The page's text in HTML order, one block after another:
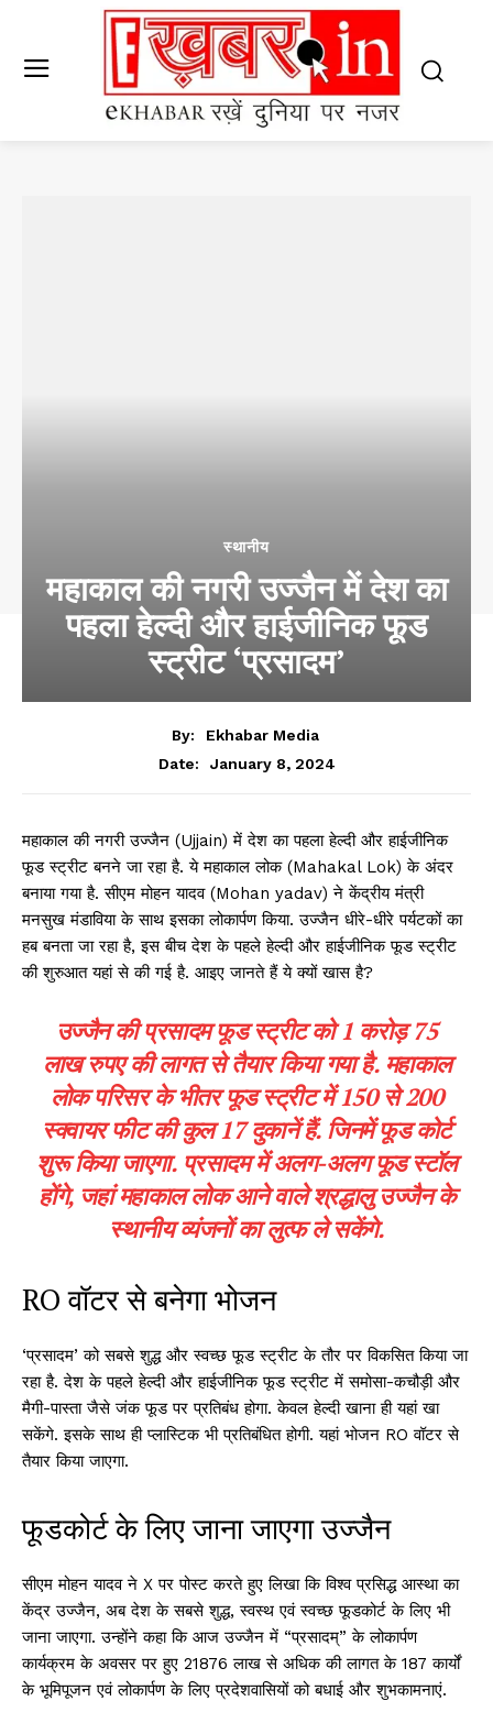
स्थानीय
महाकाल की नगरी उज्‍जैन में देश का
पहला हेल्दी और हाईजीनिक फूड
स्ट्रीट ‘प्रसादम’
By:
Ekhabar Media
Date:
January 8, 2024
महाकाल की नगरी उज्जैन (Ujjain) में देश का पहला हेल्दी और हाईजीनिक
फूड स्ट्रीट बनने जा रहा है. ये महाकाल लोक (Mahakal Lok) के अंदर
बनाया गया है. सीएम मोहन यादव (Mohan yadav) ने केंद्रीय मंत्री
मनसुख मंडाविया के साथ इसका लोकार्पण किया. उज्जैन धीरे-धीरे पर्यटकों का
हब बनता जा रहा है, इस बीच देश के पहले हेल्दी और हाईजीनिक फूड स्ट्रीट
की शुरुआत यहां से की गई है. आइए जानते हैं ये क्यों खास है?
उज्जैन की प्रसादम फूड स्ट्रीट को 1 करोड़ 75
लाख रुपए की लागत से तैयार किया गया है. महाकाल
लोक परिसर के भीतर फूड स्ट्रीट में 150 से 200
स्क्वायर फीट की कुल 17 दुकानें हैं. जिनमें फूड कोर्ट
शुरू किया जाएगा. प्रसादम में अलग-अलग फूड स्टॉल
होंगे, जहां महाकाल लोक आने वाले श्रद्धालु उज्जैन के
स्थानीय व्यंजनों का लुत्फ ले सकेंगे.
RO वॉटर से बनेगा भोजन
‘प्रसादम’ को सबसे शुद्ध और स्वच्छ फूड स्ट्रीट के तौर पर विकसित किया जा
रहा है. देश के पहले हेल्दी और हाईजीनिक फूड स्ट्रीट में समोसा-कचौड़ी और
मैगी-पास्ता जैसे जंक फूड पर प्रतिबंध होगा. केवल हेल्दी खाना ही यहां खा
सकेंगे. इसके साथ ही प्लास्टिक भी प्रतिबंधित होगी. यहां भोजन RO वॉटर से
तैयार किया जाएगा.
फूडकोर्ट के लिए जाना जाएगा उज्जैन
सीएम मोहन यादव ने X पर पोस्ट करते हुए लिखा कि विश्‍व प्रसिद्ध आस्‍था का
केंद्र उज्जैन, अब देश के सबसे शुद्ध, स्वस्थ एवं स्वच्छ फूडकोर्ट के लिए भी
जाना जाएगा. उन्होंने कहा कि आज उज्जैन में “प्रसादम्” के लोकार्पण
कार्यक्रम के अवसर पर हुए ₹21876 लाख से अधिक की लागत के 187 कार्यों
के भूमिपूजन एवं लोकार्पण के लिए प्रदेशवासियों को बधाई और शुभकामनाएं.